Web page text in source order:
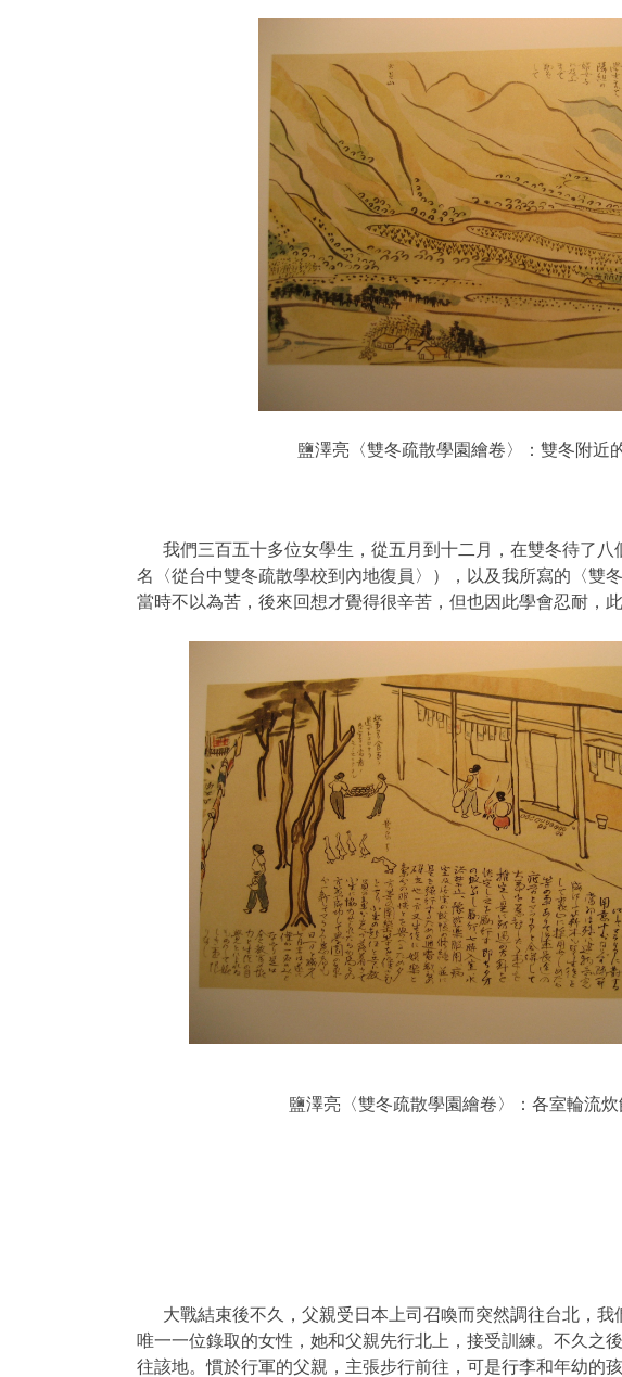
鹽澤亮〈雙冬疏散學園繪卷〉：雙冬附近
我們三百五十多位女學生，從五月到十二月，在雙冬待了
名〈從台中雙冬疏散學校到內地復員〉），以及我所寫的〈雙
當時不以為苦，後來回想才覺得很辛苦，但也因此學會忍耐，此
鹽澤亮〈雙冬疏散學園繪卷〉：各室輪流
大戰結束後不久，父親受日本上司召喚而突然調往台北，
唯一一位錄取的女性，她和父親先行北上，接受訓練。不久之
往該地。慣於行軍的父親，主張步行前往，可是行李和年幼的